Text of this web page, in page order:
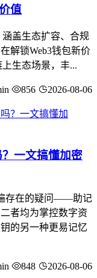
值
盖生态扩容、合规
解锁Web3钱包新价
生态场景，丰...
856 2026-08-06
一文搞懂加密
存在的疑问——助记
者均为掌控数字资
的另一种更易记忆
848 2026-08-06